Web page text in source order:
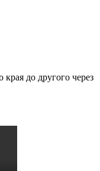
до другого через